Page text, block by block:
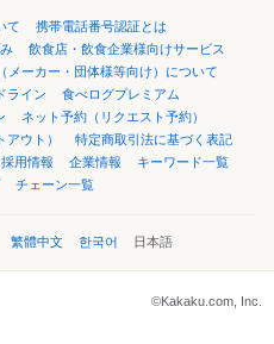
て
携帯電話番号認証とは
飲食店・飲食企業様向けサービス
メーカー・団体様等向け）について
ライン
食べログプレミアム
ネット予約（リクエスト予約）
ウト）
特定商取引法に基づく表記
採用情報 企業情報
キーワード一覧
チェーン一覧
繁體中文 한국어 日本語
©Kakaku.com, Inc.